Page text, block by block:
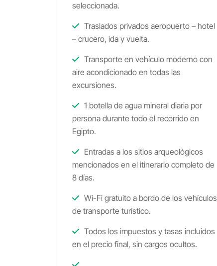
seleccionada.
Traslados privados aeropuerto – hotel
– crucero, ida y vuelta.
Transporte en vehículo moderno con
aire acondicionado en todas las
excursiones.
1 botella de agua mineral diaria por
persona durante todo el recorrido en
Egipto.
Entradas a los sitios arqueológicos
mencionados en el itinerario completo de
8 días.
Wi-Fi gratuito a bordo de los vehículos
de transporte turístico.
Todos los impuestos y tasas incluidos
en el precio final, sin cargos ocultos.